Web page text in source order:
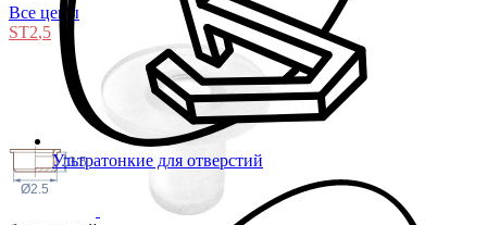
Ультратонкие для отверстий
Все цены
ST2,5
3.5
Ø2.5